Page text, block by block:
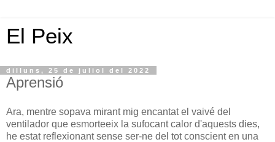
El Peix
dilluns, 25 de juliol del 2022
Aprensió
Ara, mentre sopava mirant mig encantat el vaivé del
ventilador que esmorteeix la sufocant calor d'aquests dies,
he estat reflexionant sense ser-ne del tot conscient en una